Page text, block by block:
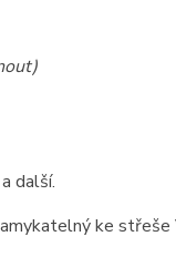
další.
ke střeše